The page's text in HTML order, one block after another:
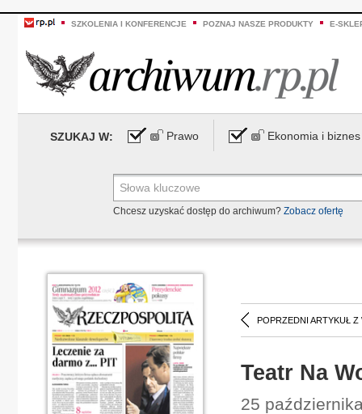
SZKOLENIA I KONFERENCJE POZNAJ NASZE PRODUKTY E-
SZUKAJ W: Prawo Ekonomia i biznes
Chcesz uzyskać dostęp do archiwum? Zobacz ofertę
POPRZEDNI ARTYKUŁ Z
Teatr Na
25